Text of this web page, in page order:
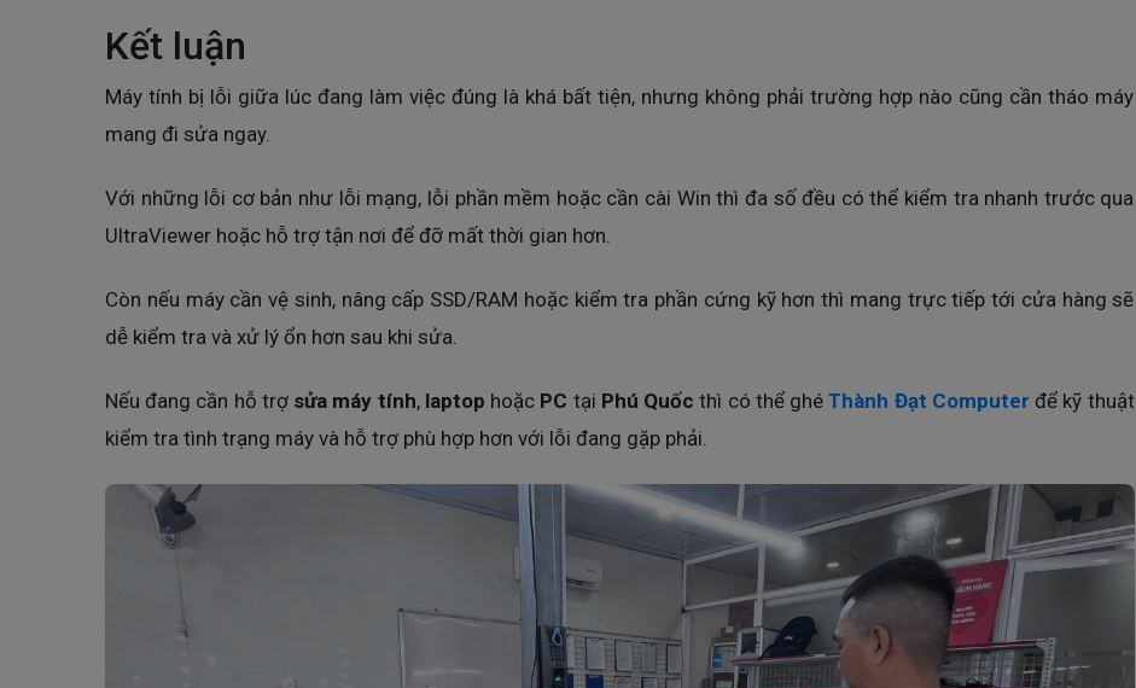
Kết luận
Máy tính bị lỗi giữa lúc đang làm việc đúng là khá bất tiện, nhưng không phải trường hợp nào cũng cần tháo máy
mang đi sửa ngay.
Với những lỗi cơ bản như lỗi mạng, lỗi phần mềm hoặc cần cài Win thì đa số đều có thể kiểm tra nhanh trước qua
UltraViewer hoặc hỗ trợ tận nơi để đỡ mất thời gian hơn.
Còn nếu máy cần vệ sinh, nâng cấp SSD/RAM hoặc kiểm tra phần cứng kỹ hơn thì mang trực tiếp tới cửa hàng sẽ
dễ kiểm tra và xử lý ổn hơn sau khi sửa.
Nếu đang cần hỗ trợ sửa máy tính, laptop hoặc PC tại Phú Quốc thì có thể ghéThành Đạt Computer để kỹ thuật
kiểm tra tình trạng máy và hỗ trợ phù hợp hơn với lỗi đang gặp phải.